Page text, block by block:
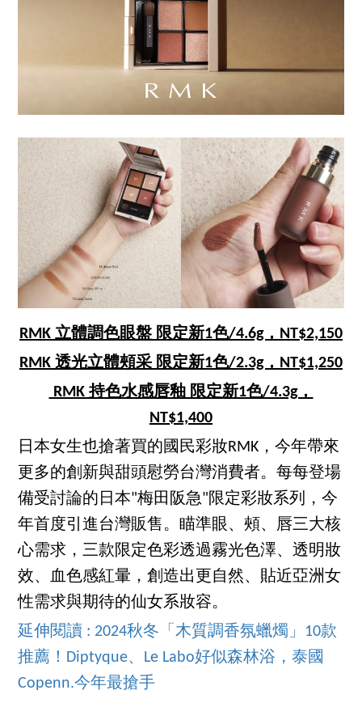
RMK 立體調色眼盤 限定新1色/4.6g，NT$2,150
RMK 透光立體頰采 限定新1色/2.3g，NT$1,250
RMK 持色水感唇釉 限定新1色/4.3g，
NT$1,400
日本女生也搶著買的國民彩妝RMK，今年帶來
更多的創新與甜頭慰勞台灣消費者。每每登場
備受討論的日本"梅田阪急"限定彩妝系列，今
年首度引進台灣販售。瞄準眼、頰、唇三大核
心需求，三款限定色彩透過霧光色澤、透明妝
效、血色感紅暈，創造出更自然、貼近亞洲女
性需求與期待的仙女系妝容。
延伸閱讀 : 2024秋冬「木質調香氛蠟燭」10款
推薦！Diptyque、Le Labo好似森林浴，泰國
Copenn.今年最搶手